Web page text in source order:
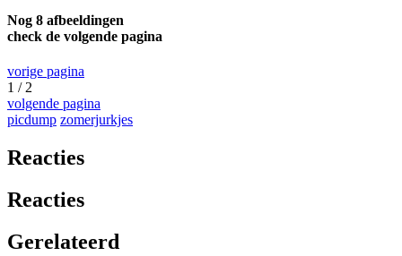
Nog 8 afbeeldingen
check de volgende pagina
vorige pagina
1 / 2
volgende pagina
picdump zomerjurkjes
Reacties
Reacties
Gerelateerd